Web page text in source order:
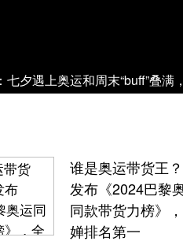
谁是奥运带货王
发布《2024巴黎
同款带货力榜》
婵排名第一